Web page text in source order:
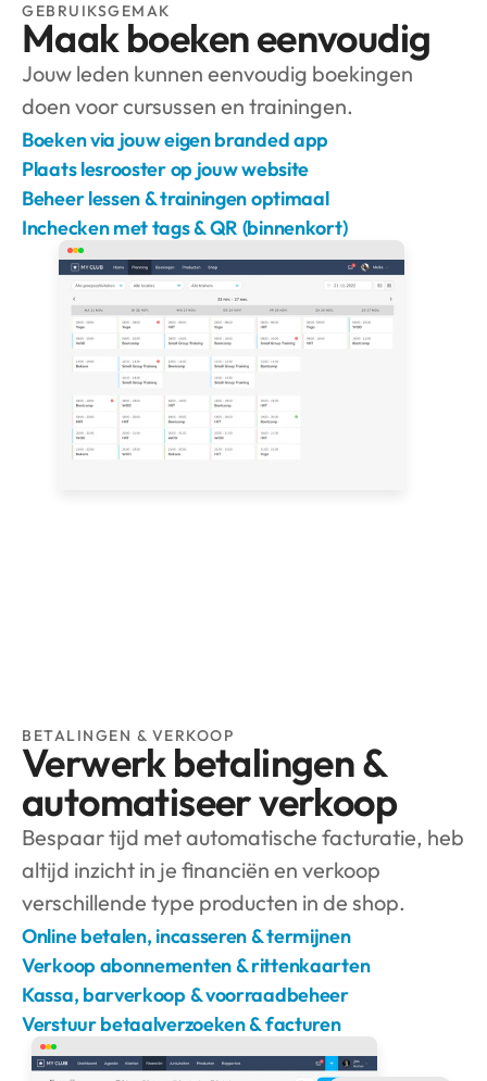
GEBRUIKSGEMAK
Maak boeken eenvoudig
Jouw leden kunnen eenvoudig boekingen
doen voor cursussen en trainingen.
Boeken via jouw eigen branded app
Plaats lesrooster op jouw website
Beheer lessen & trainingen optimaal
Inchecken met tags & QR (binnenkort)
BETALINGEN & VERKOOP
Verwerk betalingen &
automatiseer verkoop
Bespaar tijd met automatische facturatie, heb
altijd inzicht in je financiën en verkoop
verschillende type producten in de shop.
Online betalen, incasseren & termijnen
Verkoop abonnementen & rittenkaarten
Kassa, barverkoop & voorraadbeheer
Verstuur betaalverzoeken & facturen